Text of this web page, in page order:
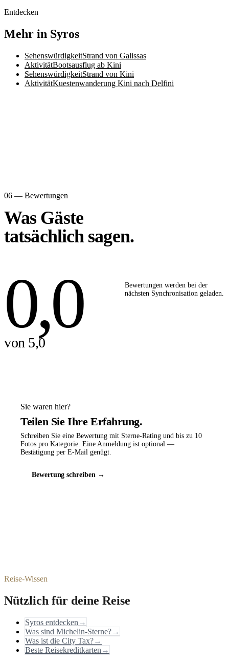
Entdecken
Mehr in Syros
SehenswürdigkeitStrand von Galissas
AktivitätBootsausflug ab Kini
SehenswürdigkeitStrand von Kini
AktivitätKuestenwanderung Kini nach Delfini
06 — Bewertungen
Was Gäste
tatsächlich sagen.
0,0
von 5,0
Bewertungen werden bei der
nächsten Synchronisation geladen.
Sie waren hier?
Teilen Sie Ihre Erfahrung.
Schreiben Sie eine Bewertung mit Sterne-Rating und bis zu 10
Fotos pro Kategorie. Eine Anmeldung ist optional —
Bestätigung per E-Mail genügt.
Bewertung schreiben →
Reise-Wissen
Nützlich für deine Reise
Syros entdecken →
Was sind Michelin-Sterne?→
Was ist die City Tax?→
Beste Reisekreditkarten →